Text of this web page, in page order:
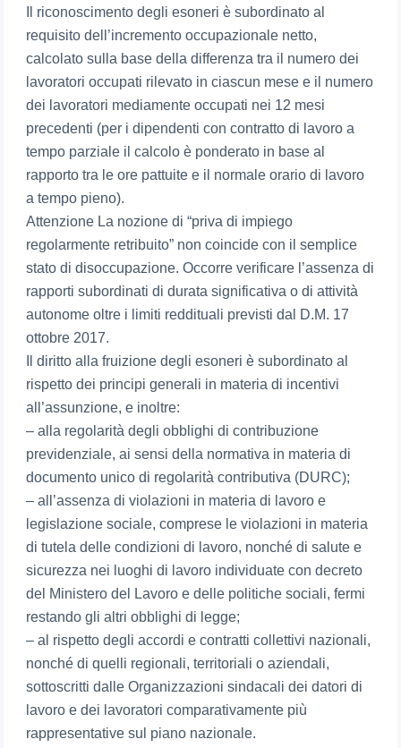
Il riconoscimento degli esoneri è subordinato al
requisito dell’incremento occupazionale netto,
calcolato sulla base della differenza tra il numero dei
lavoratori occupati rilevato in ciascun mese e il numero
dei lavoratori mediamente occupati nei 12 mesi
precedenti (per i dipendenti con contratto di lavoro a
tempo parziale il calcolo è ponderato in base al
rapporto tra le ore pattuite e il normale orario di lavoro
a tempo pieno).
Attenzione La nozione di “priva di impiego
regolarmente retribuito” non coincide con il semplice
stato di disoccupazione. Occorre verificare l’assenza di
rapporti subordinati di durata significativa o di attività
autonome oltre i limiti reddituali previsti dal D.M. 17
ottobre 2017.
Il diritto alla fruizione degli esoneri è subordinato al
rispetto dei principi generali in materia di incentivi
all’assunzione, e inoltre:
– alla regolarità degli obblighi di contribuzione
previdenziale, ai sensi della normativa in materia di
documento unico di regolarità contributiva (DURC);
– all’assenza di violazioni in materia di lavoro e
legislazione sociale, comprese le violazioni in materia
di tutela delle condizioni di lavoro, nonché di salute e
sicurezza nei luoghi di lavoro individuate con decreto
del Ministero del Lavoro e delle politiche sociali, fermi
restando gli altri obblighi di legge;
– al rispetto degli accordi e contratti collettivi nazionali,
nonché di quelli regionali, territoriali o aziendali,
sottoscritti dalle Organizzazioni sindacali dei datori di
lavoro e dei lavoratori comparativamente più
rappresentative sul piano nazionale.